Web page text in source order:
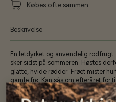
Købes ofte sammen
Beskrivelse
En letdyrket og anvendelig
sker sidst på sommeren. Høstes
glatte, hvide rødder. Frøet mister
gamle frø. Kan sås om efteråret for
porøs, muld- og sandrig jord, men
4 gram frø